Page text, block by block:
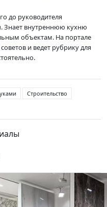
до руководителя
Знает внутреннюю кухню
объектам. На портале
и ведет рубрику для
Строительство